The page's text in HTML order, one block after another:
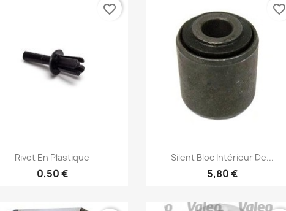
Aperçu rapide
Rivet En Plastique
0,50 €
favorite_border
Aperçu rapide
Silent Bloc Intérieur De...
5,80 €
favorite_border